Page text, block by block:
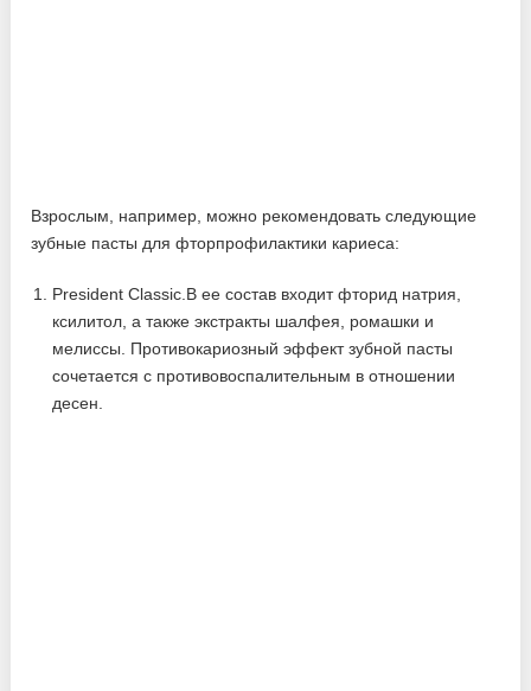
Взрослым, например, можно рекомендовать следующие
зубные пасты для фторпрофилактики кариеса:
President Classic.В ее состав входит фторид натрия,
ксилитол, а также экстракты шалфея, ромашки и
мелиссы. Противокариозный эффект зубной пасты
сочетается с противовоспалительным в отношении
десен.